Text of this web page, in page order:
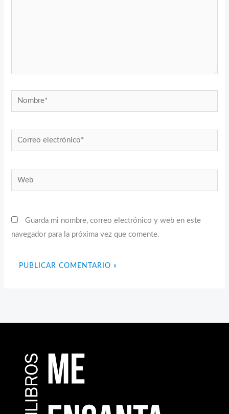
Nombre*
Correo
electrónico*
Web
Guarda mi nombre, correo electrónico y web en este
navegador para la próxima vez que comente.